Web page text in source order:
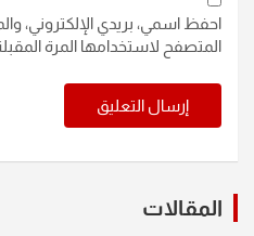
احفظ اسمي، بريدي الإلكتروني،
المتصفح لاستخدامها المرة
المقالات